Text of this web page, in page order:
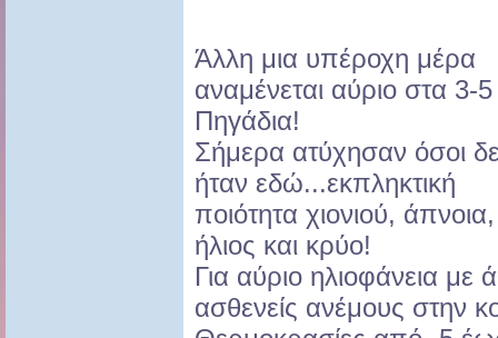
Άλλη μια υπέροχη μέρα
αναμένεται αύριο στα 3-5
Πηγάδια!
Σήμερα ατύχησαν όσοι
ήταν εδώ...εκπληκτική
ποιότητα χιονιού, άπνοια,
ήλιος και κρύο!
Για αύριο ηλιοφάνεια με
ασθενείς ανέμους στην